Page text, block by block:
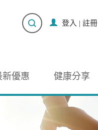
登入 | 註冊
新優惠 健康分享